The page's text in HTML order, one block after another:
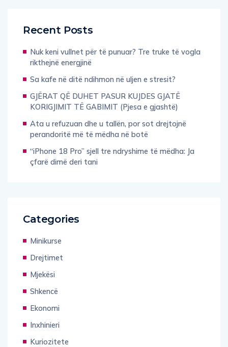
Recent Posts
Nuk keni vullnet për të punuar? Tre truke të vogla
rikthejnë energjinë
Sa kafe në ditë ndihmon në uljen e stresit?
GJËRAT QË DUHET PASUR KUJDES GJATË
KORIGJIMIT TË GABIMIT (Pjesa e gjashtë)
Ata u refuzuan dhe u tallën, por sot drejtojnë
perandoritë më të mëdha në botë
“iPhone 18 Pro” sjell tre ndryshime të mëdha: Ja
çfarë dimë deri tani
Categories
Minikurse
Drejtimet
Mjekësi
Shkencë
Ekonomi
Inxhinieri
Kuriozitete